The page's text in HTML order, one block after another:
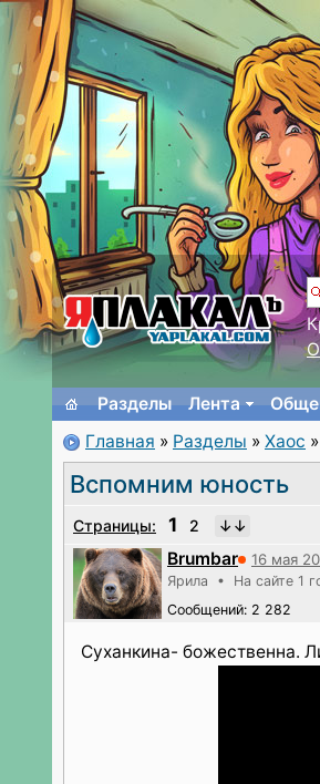
Разделы Лента
Главная » Разделы » Хаос »
Вспомним юность
Страницы: 1 2
Brumbar 16 мая
Ярила • На сайте 1
Сообщений: 2 282
Суханкина- божественна.